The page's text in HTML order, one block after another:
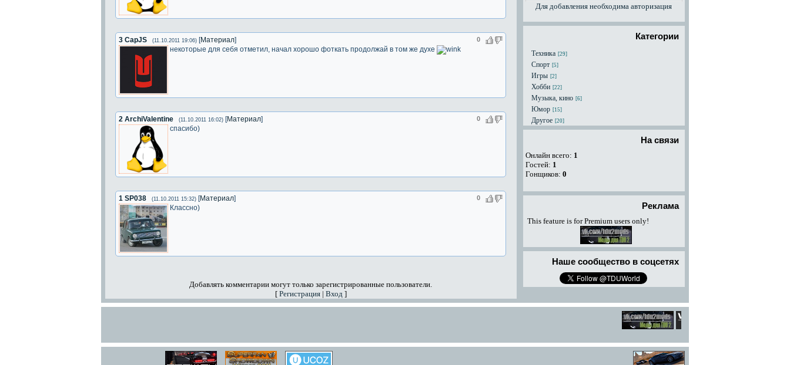
0
3 CapJS (11.10.2011 19:06) [Материал]
некоторые для себя отметил, начал хорошо фоткать продолжай в том же духе
0
2 ArchiValentine (11.10.2011 16:02) [Материал]
спасибо)
0
1 SP038 (11.10.2011 15:32) [Материал]
Классно)
Добавлять комментарии могут только зарегистрированные пользователи.
[ Регистрация| Вход ]
Для добавления необходима авторизация
Категории
Техника [29]
Спорт [5]
Игры [2]
Хобби [22]
Музыка, кино [6]
Юмор [15]
Другое [20]
На связи
Онлайн всего: 1
Гостей: 1
Гонщиков: 0
Реклама
This feature is for Premium users only!
Наше сообщество в соцсетях